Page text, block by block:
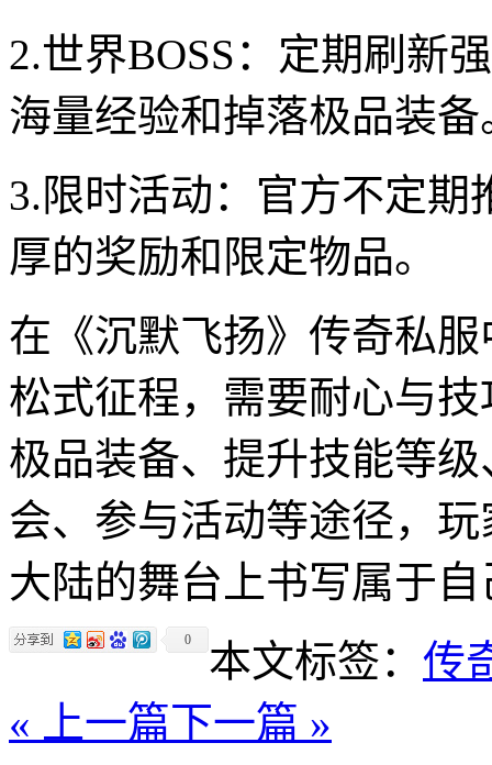
2.世界BOSS：定期刷新
海量经验和掉落极品装备
3.限时活动：官方不定
厚的奖励和限定物品。
在《沉默飞扬》传奇私
松式征程，需要耐心与
极品装备、提升技能等
会、参与活动等途径，
大陆的舞台上书写属于
0 本文标签： 传
« 上一篇下一篇 »